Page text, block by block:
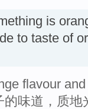
is
to taste of
flavour
的味道，质地